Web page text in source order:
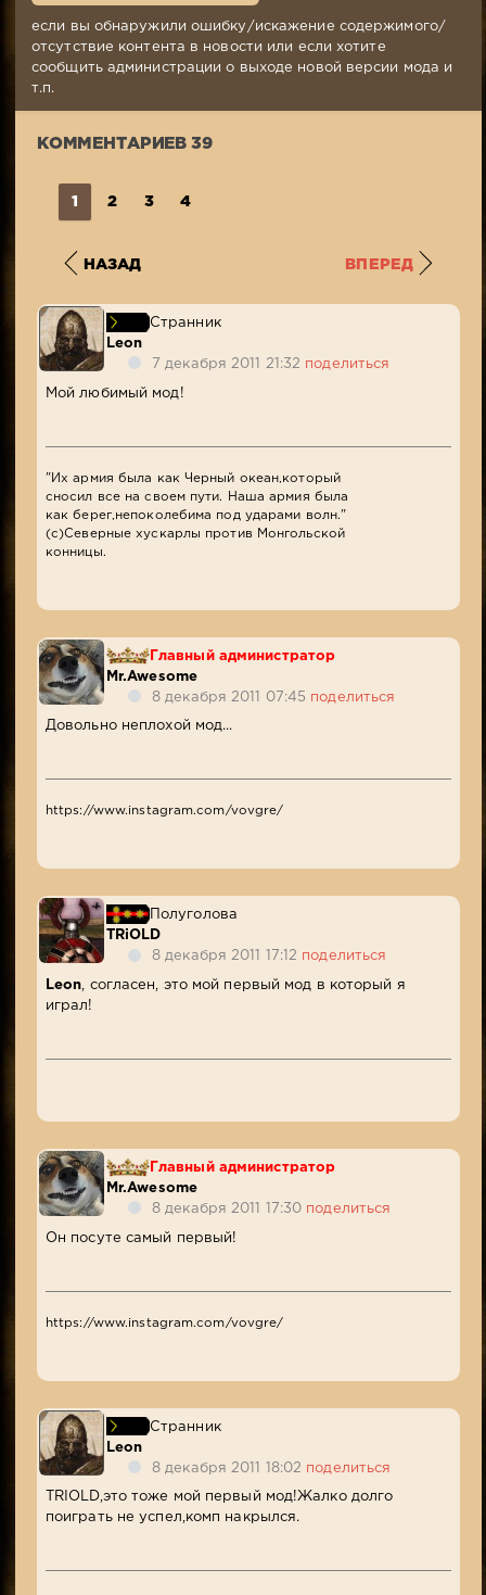
Комментариев:
39
Просмотров:
если вы обнаружили ошибку/искажение содержимого/
отсутствие контента в новости или если хотите
сообщить администрации о выходе новой версии мода и
т.п.
КОММЕНТАРИЕВ 39
1 2 3 4
НАЗАД ВПЕРЕД
Странник
Leon
7 декабря 2011 21:32 поделиться
Мой любимый мод!
"Их армия была как Черный океан,который
сносил все на своем пути. Наша армия была
как берег,непоколебима под ударами волн."
(с)Северные хускарлы против Монгольской
конницы.
Главный администратор
Mr.Awesome
8 декабря 2011 07:45 поделиться
Довольно неплохой мод...
https://www.instagram.com/vovgre/
Полуголова
TRiOLD
8 декабря 2011 17:12 поделиться
Leon , согласен, это мой первый мод в который я
играл!
Главный администратор
Mr.Awesome
8 декабря 2011 17:30 поделиться
Он посуте самый первый!
https://www.instagram.com/vovgre/
Странник
Leon
8 декабря 2011 18:02 поделиться
TRIOLD,это тоже мой первый мод!Жалко долго
поиграть не успел,комп накрылся.